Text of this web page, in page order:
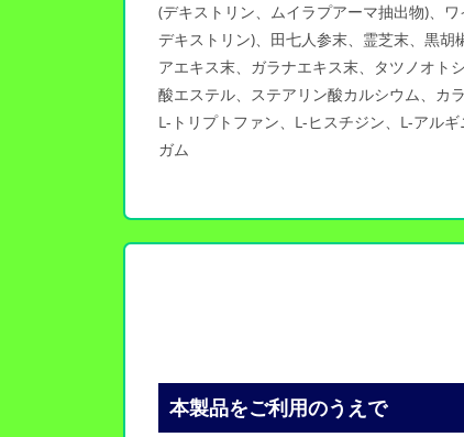
(デキストリン、ムイラプアーマ抽出物)、
デキストリン)、田七人参末、霊芝末、黒
アエキス末、ガラナエキス末、タツノオト
酸エステル、ステアリン酸カルシウム、カ
L-トリプトファン、L-ヒスチジン、L-アル
ガム
本製品をご利用のうえで